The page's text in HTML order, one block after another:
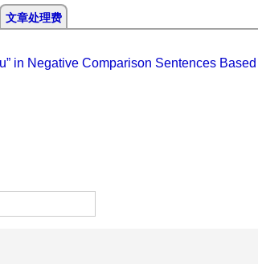
文章处理费
in Negative Comparison Sentences